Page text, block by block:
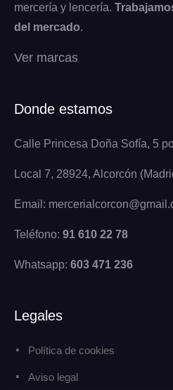
mercería y lencería.
del mercado.
Ver marcas
Donde estamos
Calle Princesa Doña Sofía, 5
Local 7, 28924, Alcorcón
Email:
Teléfono: 91 610 22 78
Whatsapp: 603 471 236
Legales
Política de cookies
Aviso legal